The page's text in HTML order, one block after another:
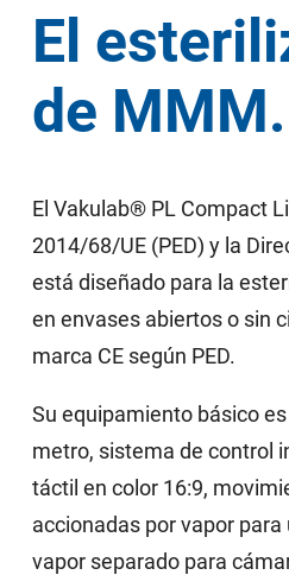
El
de MMM.
El Vakulab® PL Compact
2014/68/UE (PED) y la
está diseñado para la
en envases abiertos o sin
marca CE según PED.
Su equipamiento básico
metro, sistema de control
táctil en color 16:9,
accionadas por vapor
vapor separado para